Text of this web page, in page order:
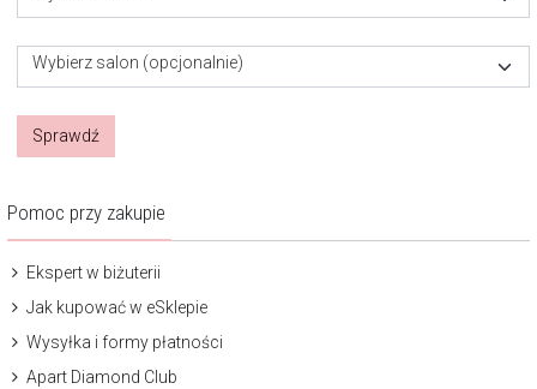
Wybierz salon (opcjonalnie)
Sprawdź
Pomoc przy zakupie
Ekspert w biżuterii
Jak kupować w eSklepie
Wysyłka i formy płatności
Apart Diamond Club